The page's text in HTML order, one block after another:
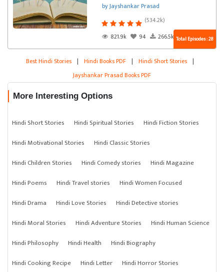
by Jayshankar Prasad
(534.2k)
821.9k
94 266.5k Total Episodes : 28
Best Hindi Stories | Hindi Books PDF | Hindi Short Stories |
Jayshankar Prasad Books PDF
More Interesting Options
Hindi Short Stories Hindi Spiritual Stories
Hindi Fiction Stories
Hindi Motivational Stories
Hindi Classic Stories
Hindi Children Stories
Hindi Comedy stories
Hindi Magazine
Hindi Poems
Hindi Travel stories
Hindi Women Focused
Hindi Drama
Hindi Love Stories
Hindi Detective stories
Hindi Moral Stories
Hindi Adventure Stories
Hindi Human Science
Hindi Philosophy
Hindi Health
Hindi Biography
Hindi Cooking Recipe
Hindi Letter Hindi Horror Stories